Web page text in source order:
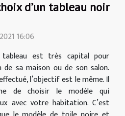
d’un tableau noir
16:06
tableau est très capital pour
sa maison ou de son salon.
l’objectif est le même. Il
de choisir le modèle qui
avec votre habitation. C’est